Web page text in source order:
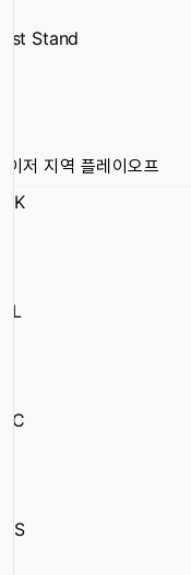
First Stand
메이저 지역 플레이오프
LCK
LPL
LEC
LCS